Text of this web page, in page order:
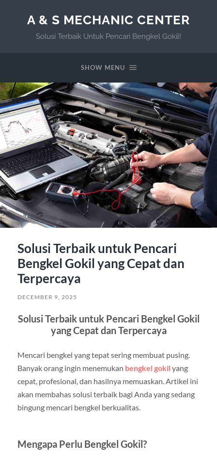
A & S MECHANIC CENTER
Solusi Terbaik Untuk Pencari Bengkel Gokil!
SHOW MENU
Solusi Terbaik untuk Pencari
Bengkel Gokil yang Cepat dan
Terpercaya
DECEMBER 9, 2025
Solusi Terbaik untuk Pencari Bengkel Gokil
yang Cepat dan Terpercaya
Mencari bengkel yang tepat sering membuat pusing.
Banyak orang ingin menemukan bengkel gokil yang
cepat, profesional, dan hasilnya memuaskan. Artikel ini
akan membahas solusi terbaik bagi Anda yang sedang
bingung mencari bengkel berkualitas.
Mengapa Perlu Bengkel Gokil?